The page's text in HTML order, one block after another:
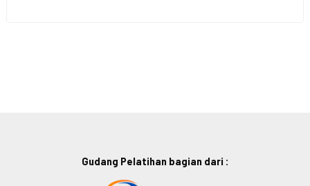
Gudang Pelatihan bagian dari :